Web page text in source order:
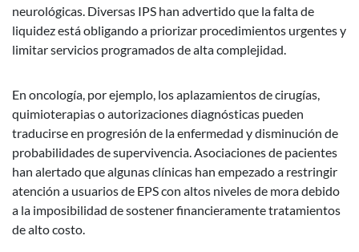
neurológicas. Diversas IPS han advertido que la falta de
liquidez está obligando a priorizar procedimientos urgentes y
limitar servicios programados de alta complejidad.
En oncología, por ejemplo, los aplazamientos de cirugías,
quimioterapias o autorizaciones diagnósticas pueden
traducirse en progresión de la enfermedad y disminución de
probabilidades de supervivencia. Asociaciones de pacientes
han alertado que algunas clínicas han empezado a restringir
atención a usuarios de EPS con altos niveles de mora debido
a la imposibilidad de sostener financieramente tratamientos
de alto costo.